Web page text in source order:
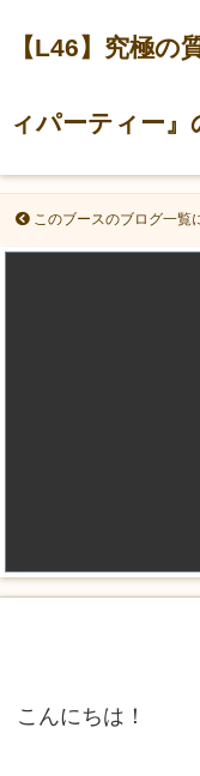
【L46】究極の
ィパーティー』
このブースのブログ一覧
こんにちは！